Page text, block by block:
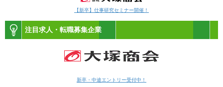
【新卒】仕事研究セミナー開催！
注目求人・転職募集企業
新卒・中途エントリー受付中！